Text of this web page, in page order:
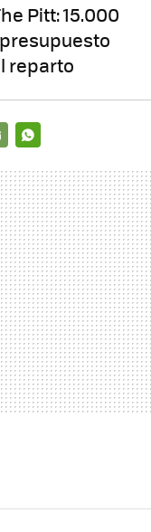
Pitt: 15.000
reparto